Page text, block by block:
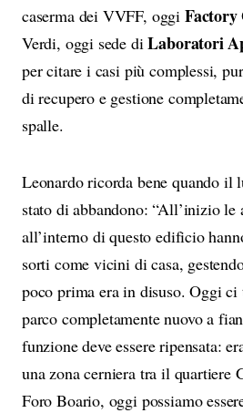
caserma dei VVFF, oggi
Verdi, oggi sede diLaboratori
per citare i casi più complessi,
di recupero e gestione
spalle.
Leonardo ricorda bene quando il
stato di abbandono: “All’inizio le
all’interno di questo edificio
sorti come vicini di casa,
poco prima era in disuso. Oggi
parco completamente nuovo a
funzione deve essere ripensata:
una zona cerniera tra il quartiere
Foro Boario, oggi possiamo